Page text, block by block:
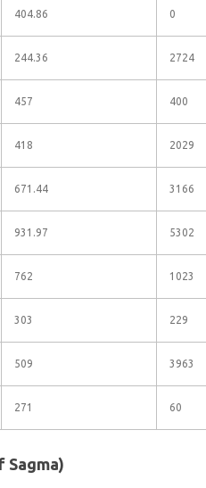
404.86 0
244.36 2724
457 400
418 2029
671.44 3166
931.97 5302
762 1023
303 229
509 3963
271 60
Sagma)